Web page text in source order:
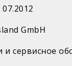
GmbH
и сервисное